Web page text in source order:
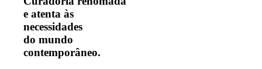
e atenta às
necessidades
do mundo
contemporâneo.